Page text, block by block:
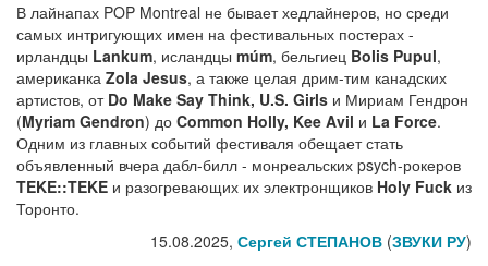
В лайнапах POP Montreal не бывает хедлайнеров, но среди
самых интригующих имен на фестивальных постерах -
ирландцы Lankum, исландцы múm, бельгиец Bolis Pupul,
американка Zola Jesus, а также целая дрим-тим канадских
артистов, от Do Make Say Think, U.S. Girls и Мириам Гендрон
(Myriam Gendron) до Common Holly, Kee Avil и La Force.
Одним из главных событий фестиваля обещает стать
объявленный вчера дабл-билл - монреальских psych-рокеров
TEKE::TEKE и разогревающих их электронщиков Holy Fuck из
Торонто.
15.08.2025, Сергей СТЕПАНОВ (ЗВУКИ РУ)